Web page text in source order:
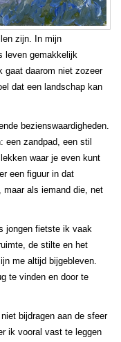
zijn. In mijn
leven gemakkelijk
gaat daarom niet zozeer
dat een landschap kan
bezienswaardigheden.
een zandpad, een stil
waar je even kunt
een figuur in dat
als iemand die, net
jongen fietste ik vaak
de stilte en het
me altijd bijgebleven.
te vinden en door te
bijdragen aan de sfeer
ik vooral vast te leggen